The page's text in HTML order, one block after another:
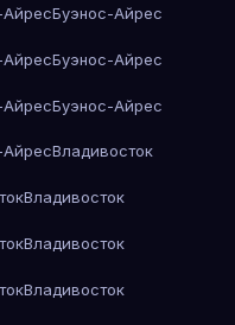
АйресБуэнос-Айрес
АйресБуэнос-Айрес
АйресБуэнос-Айрес
АйресВладивосток
Владивосток
Владивосток
Владивосток